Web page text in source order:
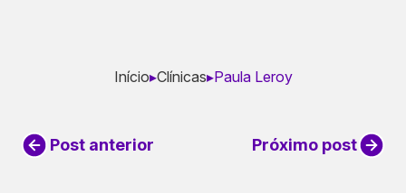
Início▸Clínicas▸Paula Leroy
Post anterior Próximo post